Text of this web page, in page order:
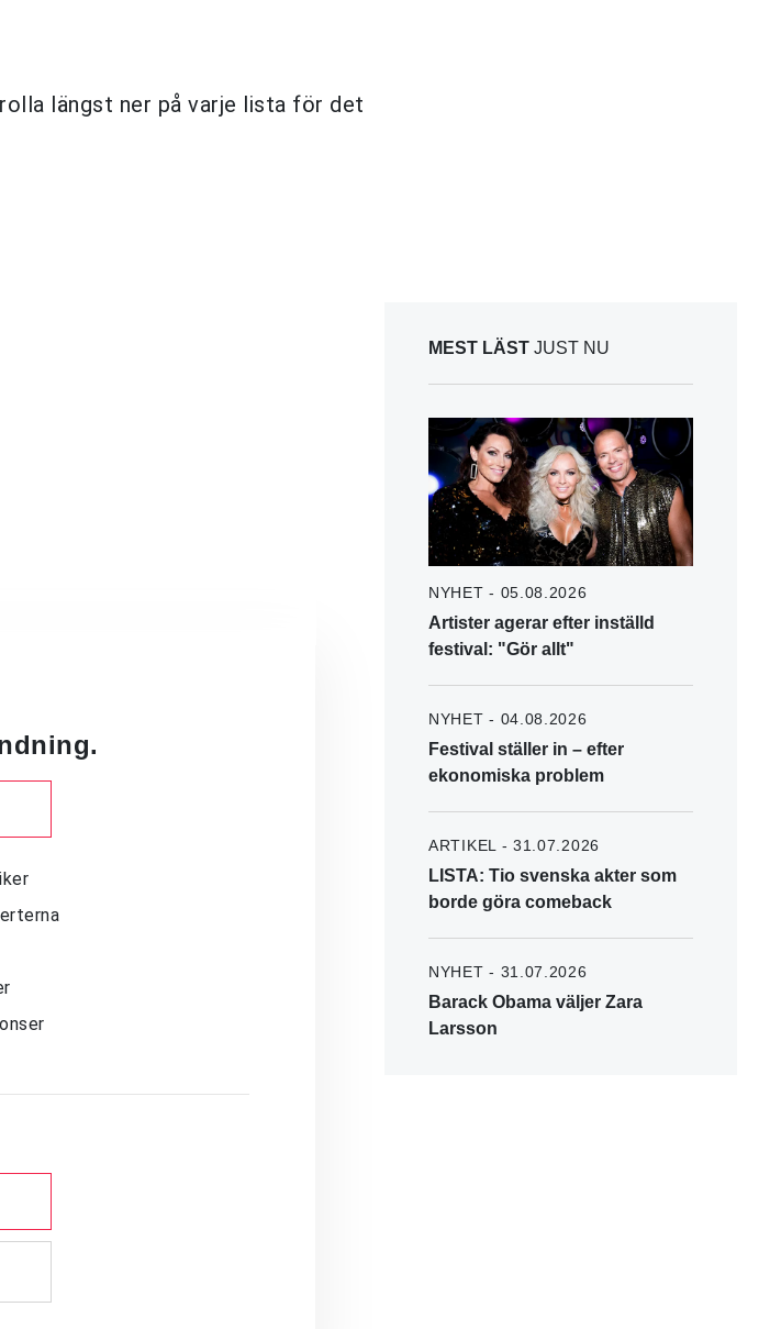
längst ner på varje lista för det
MEST LÄST JUST NU
NYHET - 05.08.2026
Artister agerar efter inställd
festival: "Gör allt"
NYHET - 04.08.2026
Festival ställer in – efter
ekonomiska problem
ARTIKEL - 31.07.2026
LISTA: Tio svenska akter som
borde göra comeback
NYHET - 31.07.2026
Barack Obama väljer Zara
Larsson